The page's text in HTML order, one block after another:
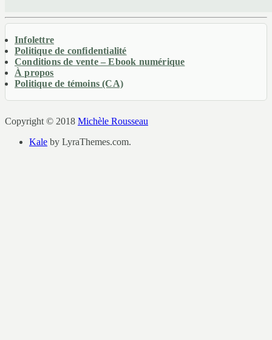
Infolettre
Politique de confidentialité
Conditions de vente – Ebook numérique
À propos
Politique de témoins (CA)
Copyright © 2018 Michèle Rousseau
Kale by LyraThemes.com.